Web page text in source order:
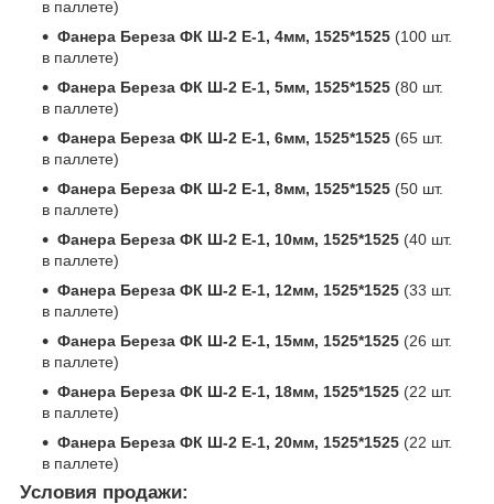
в паллете)
Фанера Береза ФК Ш-2 Е-1, 4мм, 1525*1525 (100 шт.
в паллете)
Фанера Береза ФК Ш-2 Е-1, 5мм, 1525*1525 (80 шт.
в паллете)
Фанера Береза ФК Ш-2 Е-1, 6мм, 1525*1525 (65 шт.
в паллете)
Фанера Береза ФК Ш-2 Е-1, 8мм, 1525*1525 (50 шт.
в паллете)
Фанера Береза ФК Ш-2 Е-1, 10мм, 1525*1525 (40 шт.
в паллете)
Фанера Береза ФК Ш-2 Е-1, 12мм, 1525*1525 (33 шт.
в паллете)
Фанера Береза ФК Ш-2 Е-1, 15мм, 1525*1525 (26 шт.
в паллете)
Фанера Береза ФК Ш-2 Е-1, 18мм, 1525*1525 (22 шт.
в паллете)
Фанера Береза ФК Ш-2 Е-1, 20мм, 1525*1525 (22 шт.
в паллете)
Условия продажи: